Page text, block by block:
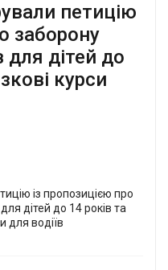
петицію
заборону
для дітей до
курси